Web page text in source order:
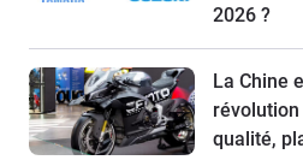
2026 ?
La Chine
qualité,